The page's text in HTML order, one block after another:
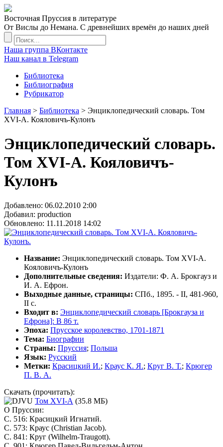
Восточная Пруссия в литературе
От Вислы до Немана. С древнейших времён до наших дней
Наша группа ВКонтакте
Наш канал в Telegram
Библиотека
Библиография
Рубрикатор
Главная > Библиотека > Энциклопедический словарь. Том
XVI-А. Кояловичъ-Кулонъ
Энциклопедический словарь.
Том XVI-А. Кояловичъ-
Кулонъ
Добавлено: 06.02.2010 2:00
Добавил: production
Обновлено: 11.11.2018 14:02
Название: Энциклопедический словарь. Том XVI-А.
Кояловичъ-Кулонъ
Дополнительные сведения: Издатели: Ф. А. Брокгауз и
И. А. Ефрон.
Выходные данные, страницы: СПб., 1895. - II, 481-960,
II с.
Входит в: Энциклопедический словарь [Брокгауза и
Ефрона]: В 86 т.
Эпоха: Прусское королевство, 1701-1871
Тема: Биографии
Страны: Пруссия; Польша
Язык: Русский
Метки: Красицкий И.; Краус К. Я.; Круг В. Т.; Крюгер
П. В. А.
Скачать (прочитать):
Том XVI-А (35.8 МБ)
О Пруссии:
С. 516: Красицкий Игнатий.
С. 573: Краус (Christian Jacob).
С. 841: Круг (Wilhelm-Traugott).